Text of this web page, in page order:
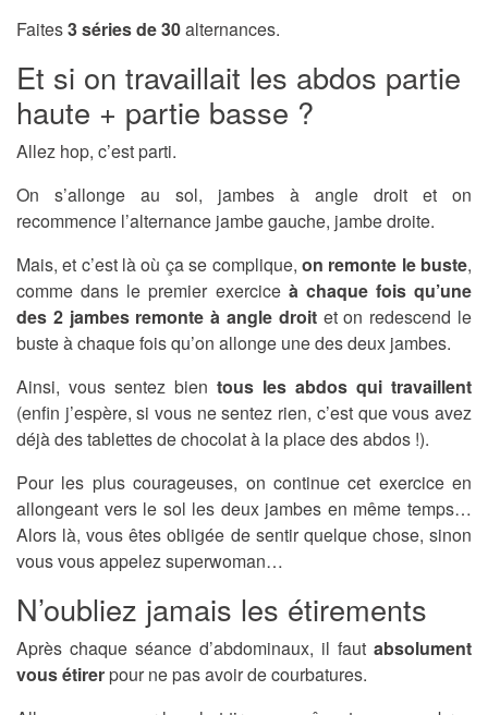
Faites3 séries de 30alternances.
Et si on travaillait les abdos partie
haute + partie basse ?
Allez hop, c’est parti.
On s’allonge au sol, jambes à angle droit et on
recommence l’alternance jambe gauche, jambe droite.
Mais, et c’est là où ça se complique, on remonte le buste,
comme dans le premier exercice à chaque fois qu’une
des 2 jambes remonte à angle droitet on redescend le
buste à chaque fois qu’on allonge une des deux jambes.
Ainsi, vous sentez bien tous les abdos qui travaillent
(enfin j’espère, si vous ne sentez rien, c’est que vous avez
déjà des tablettes de chocolat à la place des abdos !).
Pour les plus courageuses, on continue cet exercice en
allongeant vers le sol les deux jambes en même temps…
Alors là, vous êtes obligée de sentir quelque chose, sinon
vous vous appelez superwoman…
N’oubliez jamais les étirements
Après chaque séance d’abdominaux, il faut absolument
vous étirerpour ne pas avoir de courbatures.